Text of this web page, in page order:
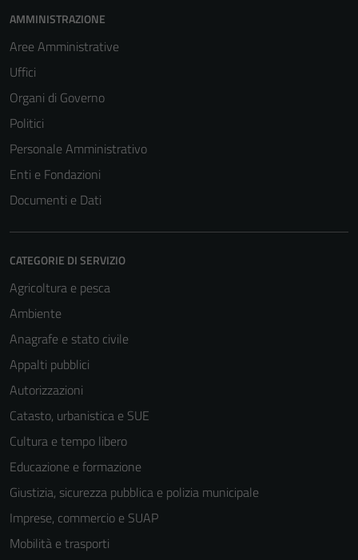
AMMINISTRAZIONE
Aree Amministrative
Uffici
Organi di Governo
Politici
Personale Amministrativo
Enti e Fondazioni
Documenti e Dati
CATEGORIE DI SERVIZIO
Agricoltura e pesca
Ambiente
Anagrafe e stato civile
Appalti pubblici
Autorizzazioni
Catasto, urbanistica e SUE
Cultura e tempo libero
Educazione e formazione
Giustizia, sicurezza pubblica e polizia municipale
Imprese, commercio e SUAP
Mobilità e trasporti